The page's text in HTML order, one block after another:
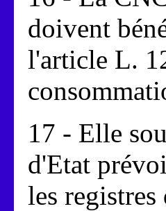
doivent
l'article L.
17 - Elle
d'Etat
les